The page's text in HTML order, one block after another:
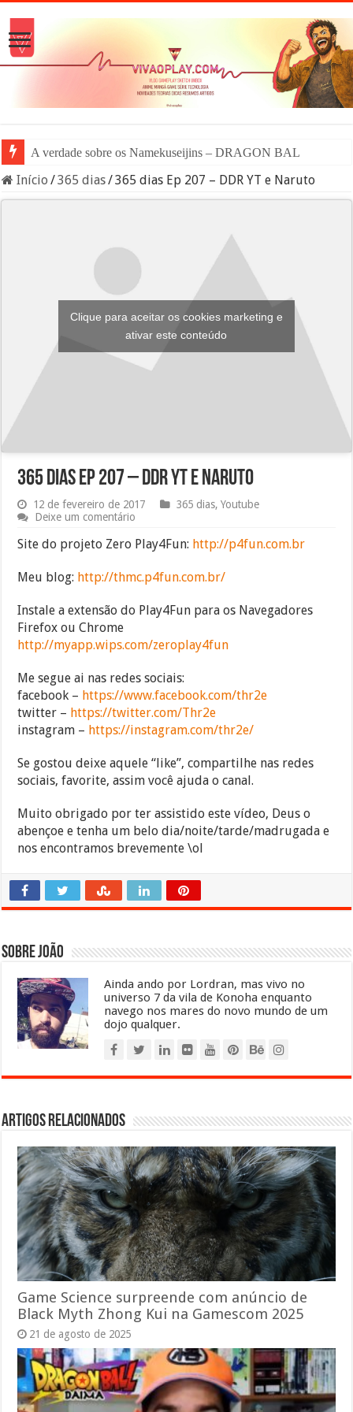
A verdade sobre os Namekuseijins – DRAGON BALL #News
Início /365 dias/365 dias Ep 207 – DDR YT e Naruto
Clique para aceitar os cookies marketing e
ativar este conteúdo
365 dias Ep 207 – DDR YT e Naruto
12 de fevereiro de 2017 365 dias,Youtube
Deixe um comentário
Site do projeto Zero Play4Fun: http://p4fun.com.br
Meu blog: http://thmc.p4fun.com.br/
Instale a extensão do Play4Fun para os Navegadores
Firefox ou Chrome
http://myapp.wips.com/zeroplay4fun
Me segue ai nas redes sociais:
facebook – https://www.facebook.com/thr2e
twitter – https://twitter.com/Thr2e
instagram – https://instagram.com/thr2e/
Se gostou deixe aquele “like”, compartilhe nas redes
sociais, favorite, assim você ajuda o canal.
Muito obrigado por ter assistido este vídeo, Deus o
abençoe e tenha um belo dia/noite/tarde/madrugada e
nos encontramos brevemente \ol
Sobre João
Ainda ando por Lordran, mas vivo no
universo 7 da vila de Konoha enquanto
navego nos mares do novo mundo de um
dojo qualquer.
Artigos relacionados
Game Science surpreende com anúncio de
Black Myth Zhong Kui na Gamescom 2025
21 de agosto de 2025